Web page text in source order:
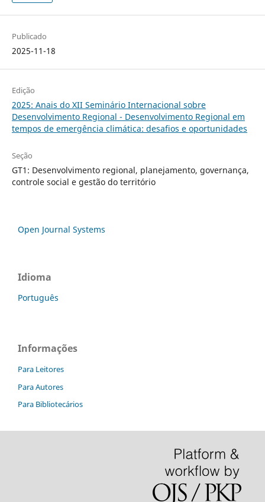
Publicado
2025-11-18
Edição
2025: Anais do XII Seminário Internacional sobre
Desenvolvimento Regional - Desenvolvimento Regional em
tempos de emergência climática: desafios e oportunidades
Seção
GT1: Desenvolvimento regional, planejamento, governança,
controle social e gestão do território
Open Journal Systems
Idioma
Português
Informações
Para Leitores
Para Autores
Para Bibliotecários